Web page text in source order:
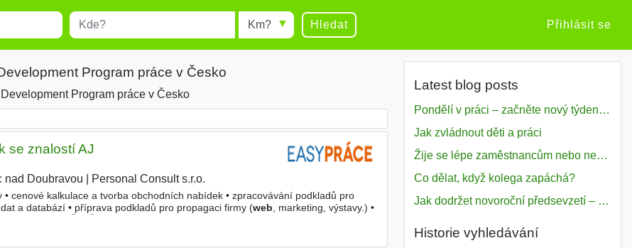
Místo Radius Hledat Přihlásit se
Program práce v Česko
Program práce v Česko
se znalostí AJ
nad Doubravou Personal Consult s.r.o.
cenové kalkulace a tvorba obchodních nabídek • zpracovávání podkladů pro
a databází • příprava podkladů pro propagaci firmy (web , marketing, výstavy.) •
Latest blog posts
Pondělí v práci – začněte nový týden s motivací
Jak zvládnout děti a práci
Žije se lépe zaměstnancům nebo nezavislým pracovníkům
Co dělat, když kolega zapáchá?
Jak dodržet novoroční předsevzetí – naše tipy pro dobrý začátek roku 2018
Historie vyhledávání